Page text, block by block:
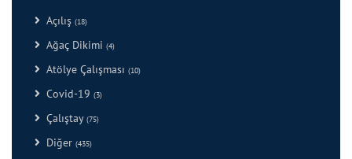
Açılış (18)
Ağaç Dikimi (4)
Atölye Çalışması (10)
Covid-19 (3)
Çalıştay (75)
Diğer (435)